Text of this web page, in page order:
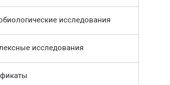
исследования
исследования